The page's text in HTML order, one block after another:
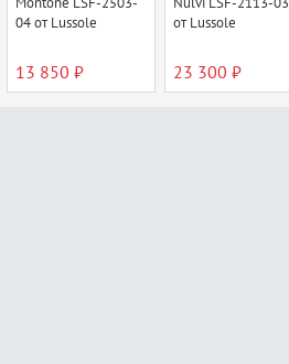
Montone LSF-2503-
04 от Lussole
13 850 ₽
Nulvi LSF-2113-03
от Lussole
23 300 ₽